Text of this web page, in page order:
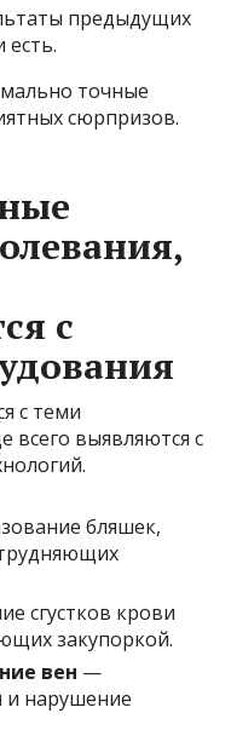
предыдущих
есть.
точные
сюрпризов.
с
с теми
всего выявляются с
бляшек,
сгустков крови
закупоркой.
вен —
и нарушение